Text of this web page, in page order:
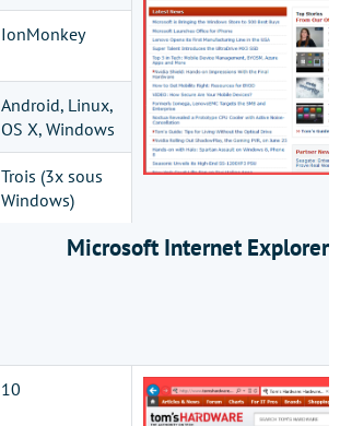
IonMonkey
Android, Linux,
OS X, Windows
Trois (3x sous
Windows)
Microsoft Internet Explorer
10